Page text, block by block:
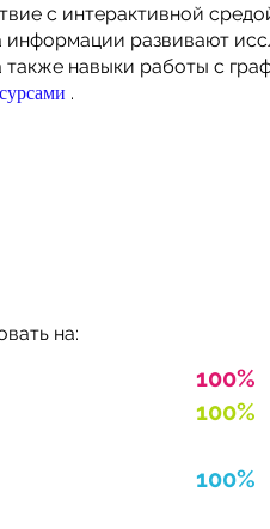
с интерактивной
информации развивают
навыки работы с
.
100%
100%
100%
на: